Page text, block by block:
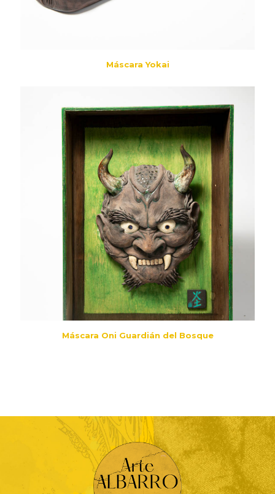
Máscara Yokai
Máscara Oni Guardián del Bosque